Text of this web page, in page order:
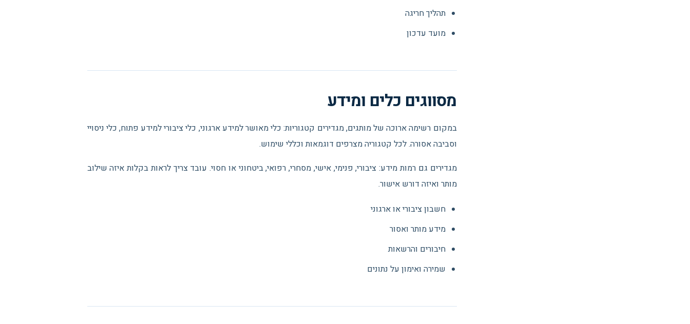
תהליך חריגה
מועד עדכון
מסווגים כלים ומידע
במקום רשימה ארוכה של מותגים, מגדירים קטגוריות: כלי מאושר למידע ארגוני, כלי ציבורי למידע פתוח, כלי ניסויי
וסביבה אסורה. לכל קטגוריה מצרפים דוגמאות וכללי שימוש.
מגדירים גם רמות מידע: ציבורי, פנימי, אישי, מסחרי, רפואי, ביטחוני או חסוי. עובד צריך לראות בקלות איזה שילוב
מותר ואיזה דורש אישור.
חשבון ציבורי או ארגוני
מידע מותר ואסור
חיבורים והרשאות
שמירה ואימון על נתונים